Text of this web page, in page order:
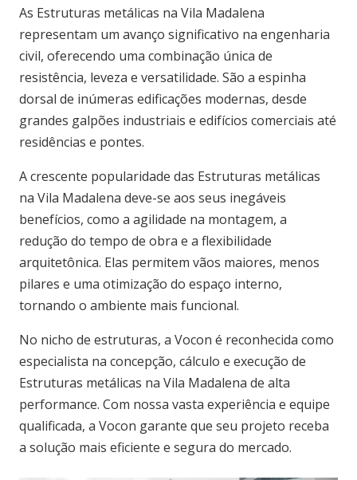
As Estruturas metálicas na Vila Madalena
representam um avanço significativo na engenharia
civil, oferecendo uma combinação única de
resistência, leveza e versatilidade. São a espinha
dorsal de inúmeras edificações modernas, desde
grandes galpões industriais e edifícios comerciais até
residências e pontes.
A crescente popularidade das Estruturas metálicas
na Vila Madalena deve-se aos seus inegáveis
benefícios, como a agilidade na montagem, a
redução do tempo de obra e a flexibilidade
arquitetônica. Elas permitem vãos maiores, menos
pilares e uma otimização do espaço interno,
tornando o ambiente mais funcional.
No nicho de estruturas, a Vocon é reconhecida como
especialista na concepção, cálculo e execução de
Estruturas metálicas na Vila Madalena de alta
performance. Com nossa vasta experiência e equipe
qualificada, a Vocon garante que seu projeto receba
a solução mais eficiente e segura do mercado.